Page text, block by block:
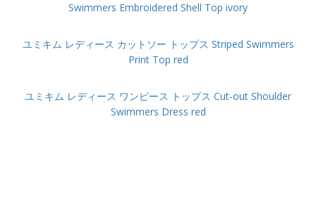
Swimmers Embroidered Shell Top ivory
ユミキム レディース カットソー トップス Striped Swimmers
Print Top red
ユミキム レディース ワンピース トップス Cut-out Shoulder
Swimmers Dress red